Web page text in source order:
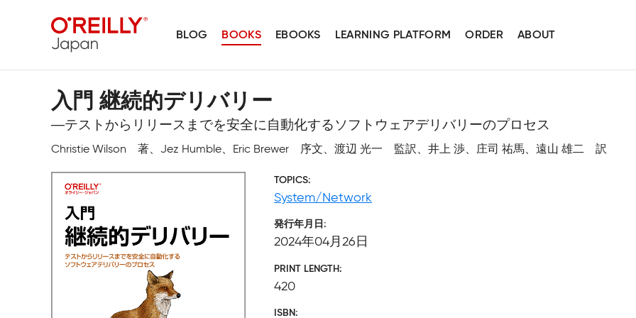
BLOG BOOKS EBOOKS LEARNING PLATFORM ORDER ABOUT
入門 継続的デリバリー
―テストからリリースまでを安全に自動化するソフトウェアデリバリーのプロセス
Christie Wilson 著、Jez Humble、Eric Brewer 序文、渡辺 光一 監訳、井上 渉、庄司 祐馬、遠山 雄二 訳
TOPICS
System/Network
発行年月日
2024年04月26日
PRINT LENGTH
420
ISBN